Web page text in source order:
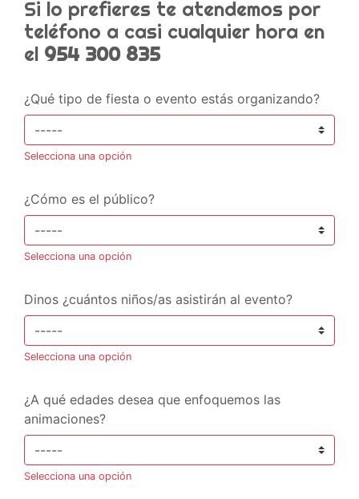
Si lo prefieres te atendemos por
teléfono a casi cualquier hora en
el 954 300 835
¿Qué tipo de fiesta o evento estás organizando?
Selecciona una opción
¿Cómo es el público?
Selecciona una opción
Dinos ¿cuántos niños/as asistirán al evento?
Selecciona una opción
¿A qué edades desea que enfoquemos las
animaciones?
Selecciona una opción